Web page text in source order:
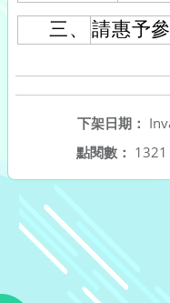
三、
請惠予
下架日期：
點閱數： 1321